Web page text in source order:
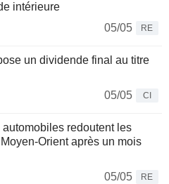
intérieure
05/05
RE
un dividende final au titre
05/05
CI
redoutent les
Orient après un mois
05/05
RE